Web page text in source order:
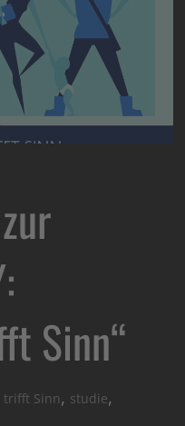
Sinn“
trifft Sinn, studie,